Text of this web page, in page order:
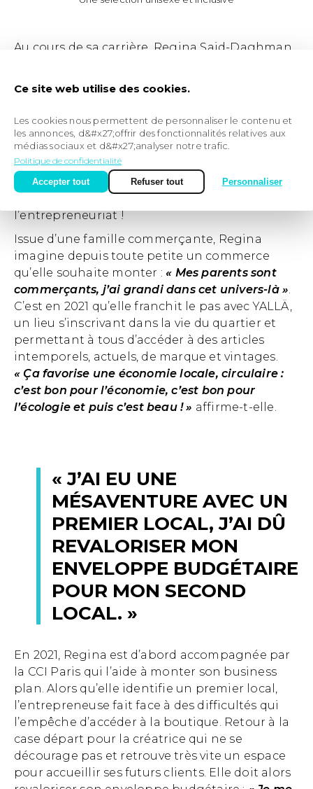
Au cours de sa carrière, Regina Said-Daghman
direction, cheffe de rang, manager dans le
monde de la communication et de
l’évènementiel, la fondatrice peaufine son
curriculum vitae avec les années. Grâce à ces
expériences, elle acquiert rigueur et discipline,
de beaux atouts pour se lancer dans
l’entrepreneuriat !
Issue d’une famille commerçante, Regina
imagine depuis toute petite un commerce
qu’elle souhaite monter :« Mes parents sont
commerçants, j’ai grandi dans cet univers-là »
C’est en 2021 qu’elle franchit le pas avec YALLÄ,
un lieu s’inscrivant dans la vie du quartier et
permettant à tous d’accéder à des articles
intemporels, actuels, de marque et vintages.
« Ça favorise une économie locale, circulaire :
c’est bon pour l’économie, c’est bon pour
l’écologie et puis c’est beau ! » affirme-t-elle.
« J’AI EU UNE
MÉSAVENTURE AVEC UN
PREMIER LOCAL, J’AI DÛ
REVALORISER MON
ENVELOPPE BUDGÉTAIRE
POUR MON SECOND
LOCAL. »
En 2021, Regina est d’abord accompagnée par
la CCI Paris qui l’aide à monter son business
plan. Alors qu’elle identifie un premier local,
l’entrepreneuse fait face à des difficultés qui
l’empêche d’accéder à la boutique. Retour à la
case départ pour la créatrice qui ne se
décourage pas et retrouve très vite un espace
pour accueillir ses futurs clients. Elle doit alors
Ce site web utilise des cookies.
Les cookies nous permettent de personnaliser le contenu et
les annonces, d&#x27;offrir des fonctionnalités relatives aux
médias sociaux et d&#x27;analyser notre trafic.
Politique de confidentialité
Accepter tout
Refuser tout Personnaliser